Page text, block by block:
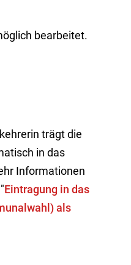
bearbeitet.
trägt die
in das
Informationen
Eintragung in das
als